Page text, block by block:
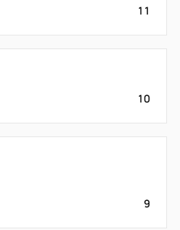
11
10
9